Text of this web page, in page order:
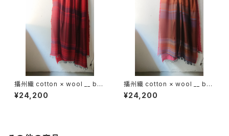
播州織 cotton × wool __ bor
der 220-120 火輪GK
¥24,200
播州織 cotton × wool __ bor
der 220-120 秋夕GK
¥24,200